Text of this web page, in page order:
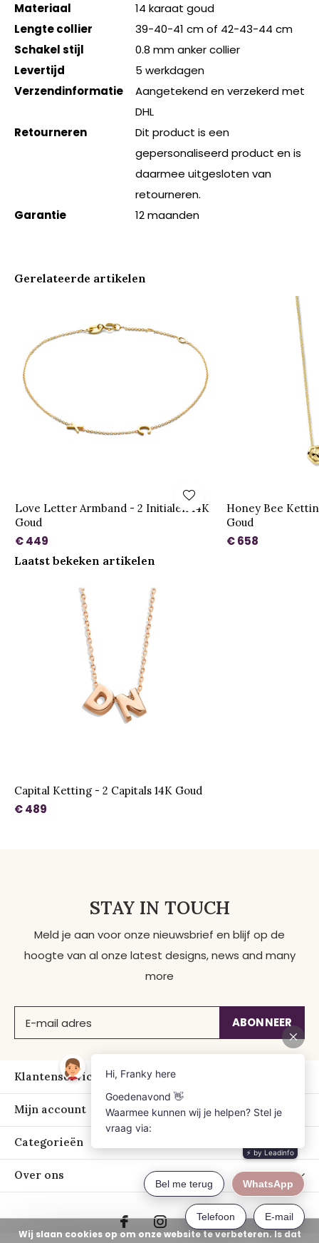
Materiaal
14 karaat goud
Lengte collier
39-40-41 cm of 42-43-44 cm
Schakel stijl
0.8 mm anker collier
Levertijd
5 werkdagen
Verzendinformatie
Aangetekend en verzekerd met
DHL
Retourneren
Dit product is een
gepersonaliseerd product en is
daarmee uitgesloten van
retourneren.
Garantie
12 maanden
Gerelateerde artikelen
Love Letter Armband - 2 Initialen 14K
Goud
€ 449
Honey Bee
Goud
€ 658
Laatst bekeken artikelen
Capital Ketting - 2 Capitals 14K Goud
€ 489
STAY IN TOUCH
Meld je aan voor onze nieuwsbrief en blijf op de
hoogte van al onze latest designs, news and many
more
ABONNEER
Klantenservice
Mijn account
Categorieën
Over ons
Wij slaan cookies op om onze website te verbeteren. Is dat